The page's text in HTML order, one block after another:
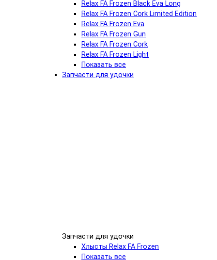
Relax FA Frozen Black Eva Long
Relax FA Frozen Cork Limited Edition
Relax FA Frozen Eva
Relax FA Frozen Gun
Relax FA Frozen Cork
Relax FA Frozen Light
Показать все
Запчасти для удочки
Запчасти для удочки
Хлысты Relax FA Frozen
Показать все